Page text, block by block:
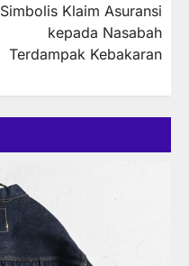
Simbolis Klaim Asuransi
kepada Nasabah
Terdampak Kebakaran